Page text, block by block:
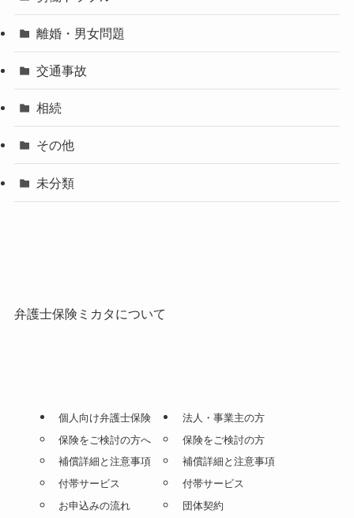
離婚・男女問題
交通事故
相続
その他
未分類
弁護士保険ミカタについて
個人向け弁護士保険
保険をご検討の方へ
補償詳細と注意事項
付帯サービス
お申込みの流れ
法人・事業主の方
保険をご検討の方
補償詳細と注意事項
付帯サービス
団体契約